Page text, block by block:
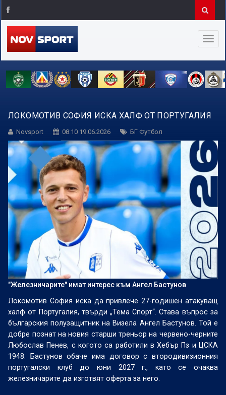
ЛОКОМОТИВ СОФИЯ ИСКА ХАЛФ ОТ ПОРТУГАЛИЯ
Novsport 08:10 19.06.2026 БГ Футбол
"Железничарите" имат интерес към Ангел Бастунов
Локомотив София иска да привлече 27-годишен атакуващ
халф от Португалия, твърди „Тема Спорт“. Става въпрос за
българския полузащитник на Визела Ангел Бастунов. Той е
добре познат на новия старши треньор на червено-черните
Любослав Пенев, с когото са работили в Хебър Пз и ЦСКА
1948. Бастунов обаче има договор с втородивизионния
португалски клуб до юни 2027 г., като се очаква
железничарите да изготвят оферта за него.